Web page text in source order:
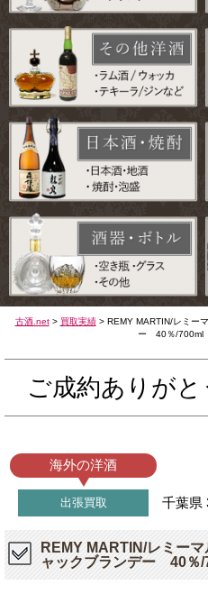
古酒.net> 買取実績> REMY MARTIN/レミ
ー 40％/700ml
ご成約ありがと
海外の洋酒
出張買取 千葉県
REMY MARTIN/レミー
ャックブランデー 40％